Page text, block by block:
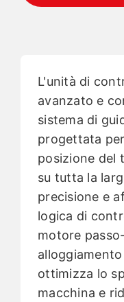
L'unità di
avanzato e
sistema di
progettata
posizione del
su tutta la
precisione e
logica di
motore
ottimizza lo
macchina e